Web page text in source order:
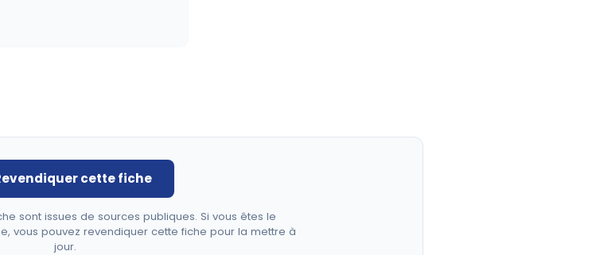
cette fiche
sont issues de sources publiques. Si vous êtes le
vous pouvez revendiquer cette fiche pour la mettre à
jour.